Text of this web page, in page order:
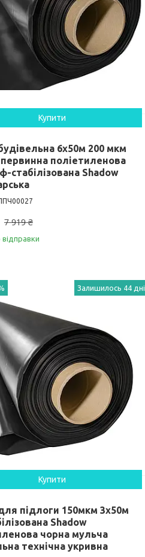
Купити
6х50м 200 мкм
поліетиленова
стабілізована Shadow
7 919 ₴
Залишилось 44 дні
Купити
підлоги 150мкм 3х50м
Shadow
чорна мульча
технічна укривна